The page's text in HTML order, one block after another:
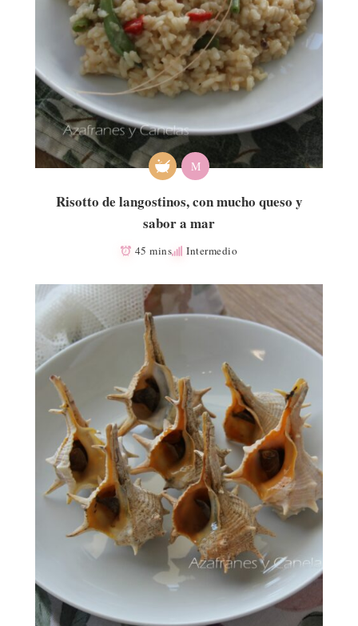
M
Risotto de langostinos, con mucho queso y
sabor a mar
45 mins Intermedio